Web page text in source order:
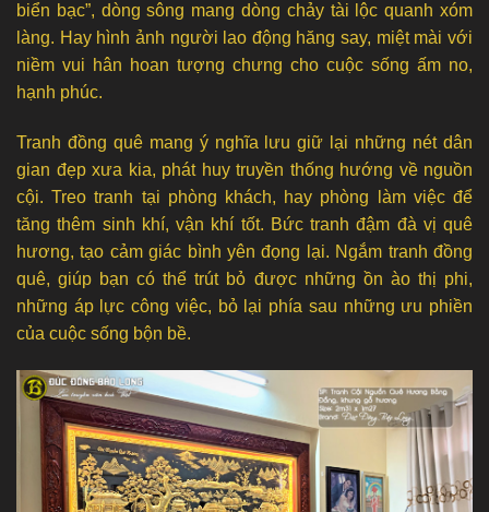
biển bạc”, dòng sông mang dòng chảy tài lộc quanh xóm
làng. Hay hình ảnh người lao động hăng say, miệt mài với
niềm vui hân hoan tượng chưng cho cuộc sống ấm no,
hạnh phúc.
Tranh đồng quê mang ý nghĩa lưu giữ lại những nét dân
gian đẹp xưa kia, phát huy truyền thống hướng về nguồn
cội. Treo tranh tại phòng khách, hay phòng làm việc để
tăng thêm sinh khí, vận khí tốt. Bức tranh đậm đà vị quê
hương, tạo cảm giác bình yên đọng lại. Ngắm tranh đồng
quê, giúp bạn có thể trút bỏ được những ồn ào thị phi,
những áp lực công việc, bỏ lại phía sau những ưu phiền
của cuộc sống bộn bề.